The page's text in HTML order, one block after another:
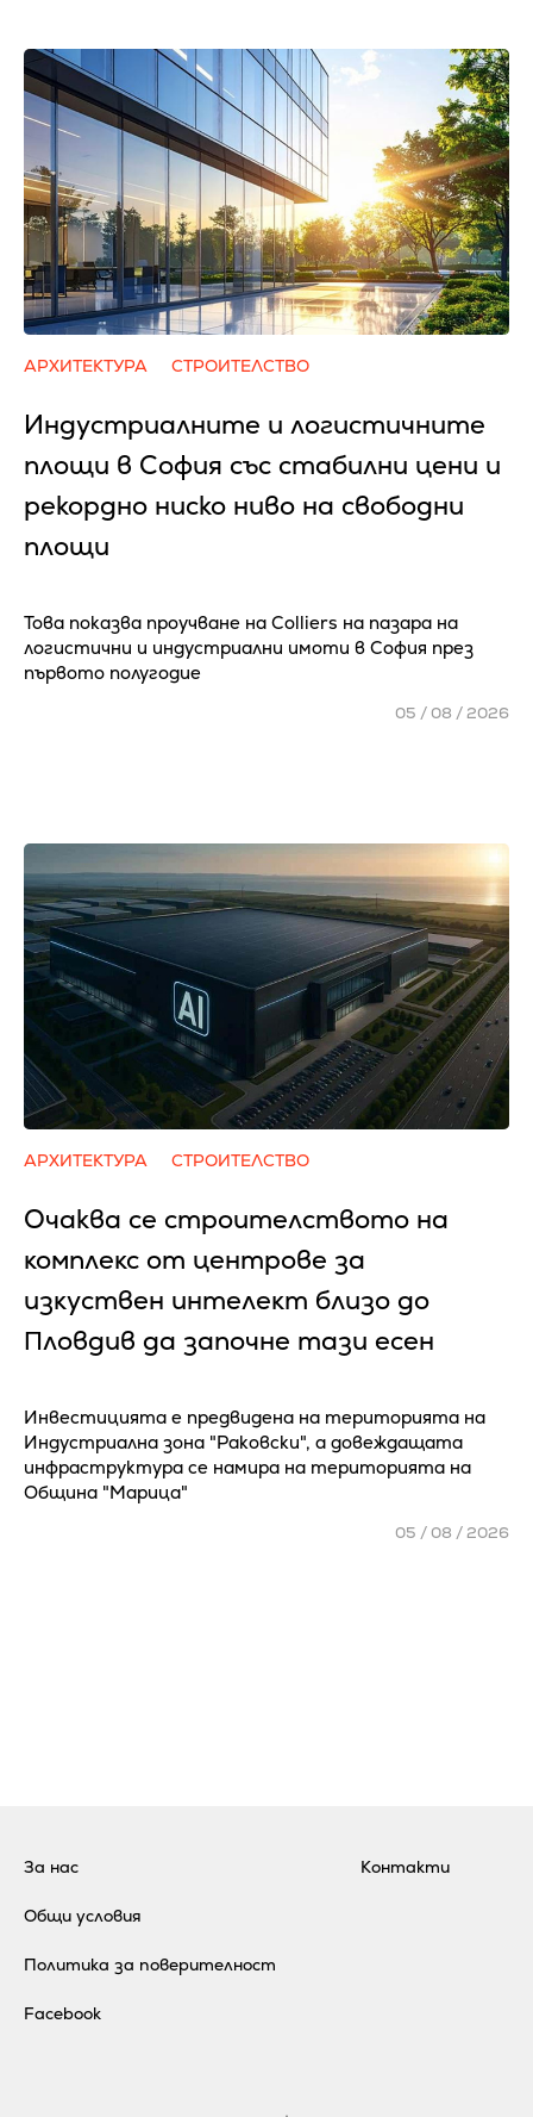
АРХИТЕКТУРА СТРОИТЕЛСТВО
Индустриалните и логистичните
площи в София със стабилни цени и
рекордно ниско ниво на свободни
площи
Това показва проучване на Colliers на пазара на
логистични и индустриални имоти в София през
първото полугодие
05 / 08 / 2026
АРХИТЕКТУРА СТРОИТЕЛСТВО
Очаква се cтpoитeлcтвoтo нa
ĸoмплeĸc oт цeнтpoвe зa
изĸycтвeн интeлeĸт близo дo
Πлoвдив да зaпoчнe тaзи eceн
Инвестицията е предвидена на територията на
Индустриална зона "Раковски", а довеждащата
инфраструктура се намира на територията на
Община "Марица"
05 / 08 / 2026
За нас
Общи условия
Политика за поверителност
Контакти
Facebook